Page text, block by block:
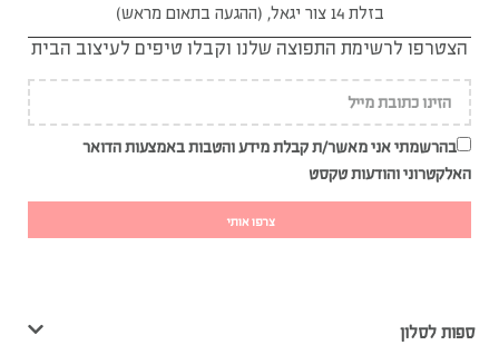
בזלת 14 צור יגאל, (ההגעה בתאום מראש)
הצטרפו לרשימת התפוצה שלנו וקבלו טיפים לעיצוב הבית
בהרשמתי אני מאשר/ת קבלת מידע והטבות באמצעות הדואר
האלקטרוני והודעות טקסט
צרפו אותי
ספות לסלון